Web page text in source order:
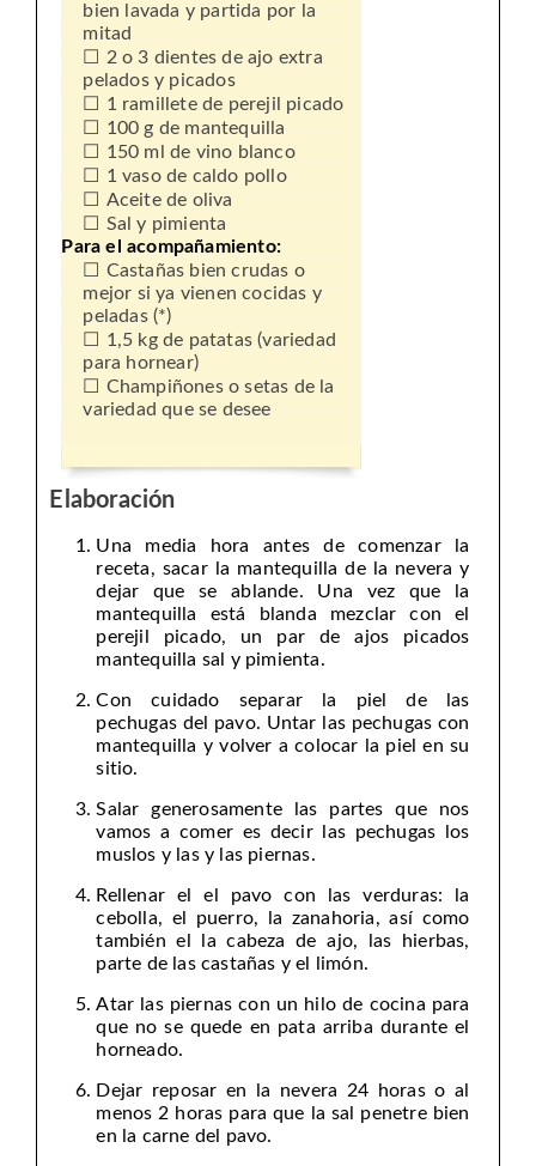
bien lavada y partida por la
mitad
2 o 3 dientes de ajo extra
pelados y picados
1 ramillete de perejil picado
100 g de mantequilla
150 ml de vino blanco
1 vaso de caldo pollo
Aceite de oliva
Sal y pimienta
Para el acompañamiento:
Castañas bien crudas o
mejor si ya vienen cocidas y
peladas (*)
1,5 kg de patatas (variedad
para hornear)
Champiñones o setas de la
variedad que se desee
Elaboración
Una media hora antes de comenzar la
receta, sacar la mantequilla de la nevera y
dejar que se ablande. Una vez que la
mantequilla está blanda mezclar con el
perejil picado, un par de ajos picados
mantequilla sal y pimienta.
Con cuidado separar la piel de las
pechugas del pavo. Untar las pechugas con
mantequilla y volver a colocar la piel en su
sitio.
Salar generosamente las partes que nos
vamos a comer es decir las pechugas los
muslos y las y las piernas.
Rellenar el el pavo con las verduras: la
cebolla, el puerro, la zanahoria, así como
también el la cabeza de ajo, las hierbas,
parte de las castañas y el limón.
Atar las piernas con un hilo de cocina para
que no se quede en pata arriba durante el
horneado.
Dejar reposar en la nevera 24 horas o al
menos 2 horas para que la sal penetre bien
en la carne del pavo.